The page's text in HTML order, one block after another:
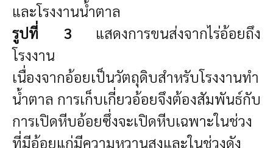
และโรงงานน้ำตาล
รูปที่ 3แสดงการขนส่งจากไร่อ้อยถึง
โรงงาน
เนื่องจากอ้อยเป็นวัตถุดิบสำหรับโรงงานทำ
น้ำตาล การเก็บเกี่ยวอ้อยจึงต้องสัมพันธ์กับ
การเปิดหีบอ้อยซึ่งจะเปิดหีบเฉพาะในช่วง
ที่มีอ้อยแก่มีความหวานสูงและในช่วงดัง